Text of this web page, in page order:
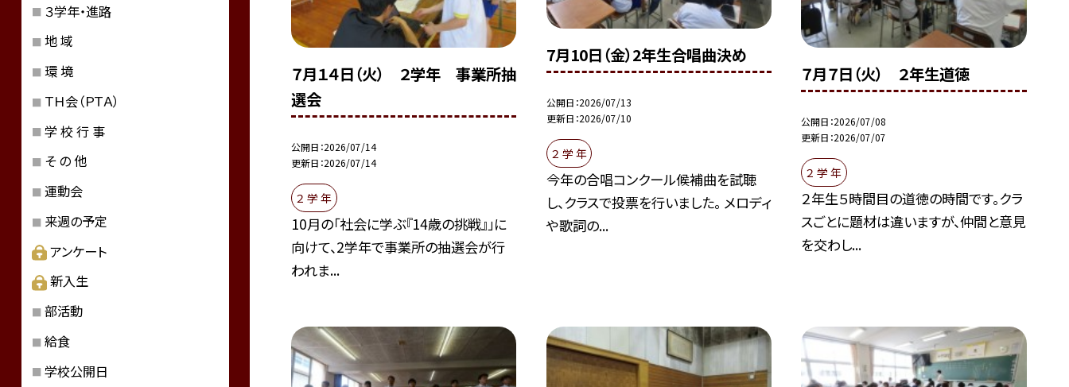
７月１４日（火） ２学年 事業所抽
選会
公開日 2026/07/14
更新日 2026/07/14
２ 学 年
10月の「社会に学ぶ『14歳の挑戦』」に
向けて、2学年で事業所の抽選会が行
われま...
7月10日（金）2年生合唱曲決め
公開日 2026/07/13
更新日 2026/07/10
２ 学 年
今年の合唱コンクール候補曲を試聴
し、クラスで投票を行いました。 メロディ
や歌詞の...
７月７日（火） ２年生道徳
公開日 2026/07/08
更新日 2026/07/07
２ 学 年
２年生５時間目の道徳の時間です。クラ
スごとに題材は違いますが、仲間と意見
を交わし...
３学年・進路
地 域
環 境
ＴＨ会（ＰＴＡ）
学 校 行 事
そ の 他
運動会
来週の予定
アンケート
新入生
部活動
給食
学校公開日